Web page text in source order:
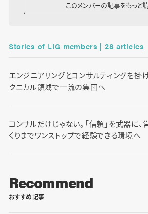
このメンバーの記事をもっと
Stories of LIG members | 28 articles
エンジニアリングとコンサルティングを掛
クニカル領域で一流の集団へ
コンサルだけじゃない。「信頼」を武器に、
くりまでワンストップで経験できる環境へ
Recommend
おすすめ記事